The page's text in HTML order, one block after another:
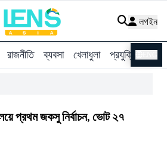
লগইন
রাজনীতি ব্যবসা খেলাধুলা প্রযুক্তি
প্রথম জকসু নির্বাচন, ভোট ২৭